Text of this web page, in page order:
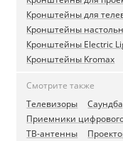
Кронштейны для
Кронштейны
Кронштейны Electric
Кронштейны Kromax
Смотрите также
Телевизоры
Приемники
ТВ-антенны